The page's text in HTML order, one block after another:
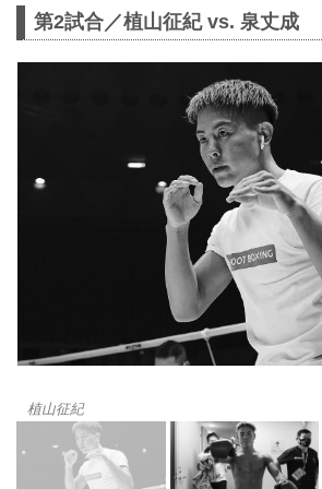
第2試合／植山征紀 vs. 泉丈成
植山征紀